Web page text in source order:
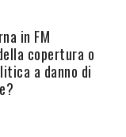
in FM
copertura o
a danno di